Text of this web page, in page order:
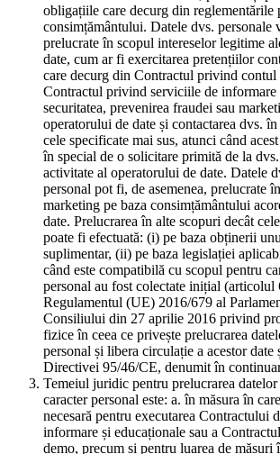
obligațiile care decurg din reglementările
consimțământului. Datele dvs. personale
prelucrate în scopul intereselor legitime
date, cum ar fi exercitarea pretențiilor
care decurg din Contractul privind contul
Contractul privind serviciile de informare
securitatea, prevenirea fraudei sau
operatorului de date și contactarea dvs.
cele specificate mai sus, atunci când
în special de o solicitare primită de la
activitate al operatorului de date. Datele
personal pot fi, de asemenea, prelucrate
marketing pe baza consimțământului
date. Prelucrarea în alte scopuri decât
poate fi efectuată: (i) pe baza obținerii
suplimentar, (ii) pe baza legislației
când este compatibilă cu scopul pentru
personal au fost colectate inițial (articolul
Regulamentul (UE) 2016/679 al
Consiliului din 27 aprilie 2016 privind
fizice în ceea ce privește prelucrarea
personal și libera circulație a acestor date
Directivei 95/46/CE, denumit în
Temeiul juridic pentru prelucrarea datelor
caracter personal este: a. în măsura în
necesară pentru executarea Contractului
informare și educaționale sau a
demo, precum și pentru luarea de măsuri